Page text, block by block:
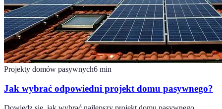
Projekty domów pasywnych6 min
Jak wybrać odpowiedni projekt domu pasywnego?